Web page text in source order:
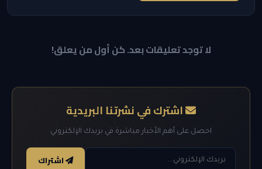
لا توجد تعليقات بعد. كن أول من يعلق!
اشترك في نشرتنا البريدية
احصل على أهم الأخبار مباشرة في بريدك الإلكتروني
اشتراك